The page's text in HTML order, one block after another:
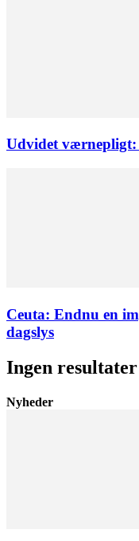
Udvidet
Ceuta: Endnu en
dagslys
Ingen resultater
Nyheder